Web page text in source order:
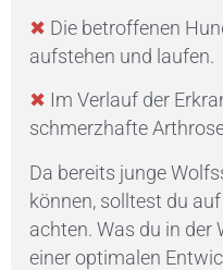
✖ Die betroffenen
aufstehen und laufen.
✖ Im Verlauf der
schmerzhafte
Da bereits junge
können, solltest du
achten. Was du in
einer optimalen